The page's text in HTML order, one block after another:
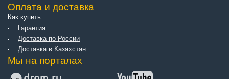
Оплата и доставка
Как купить
Гарантия
Доставка по России
Доставка в Казахстан
Мы на порталах